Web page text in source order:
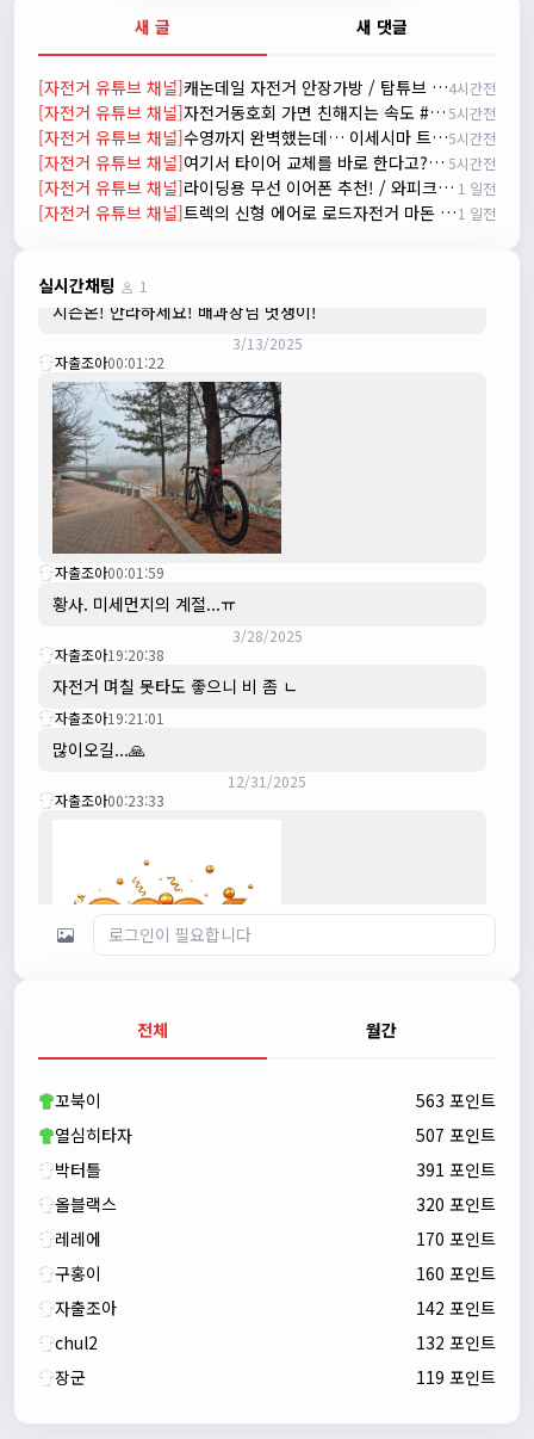
새 글 새 댓글
[자전거 유튜브 채널] 캐논데일 자전거 안장가방 / 탑튜브 가방 60% 할인4시간전
[자전거 유튜브 채널] 자전거동호회 가면 친해지는 속도 #자전거동호회 #cycling 5시간전
[자전거 유튜브 채널] 수영까지 완벽했는데… 이세시마 트라이애슬론에서 생긴 일5시간전
[자전거 유튜브 채널] 여기서 타이어 교체를 바로 한다고? #자동차 #타이어 #정비 5시간전
[자전거 유튜브 채널] 라이딩용 무선 이어폰 추천! / 와피크 RS3 리뷰 1 일전
[자전거 유튜브 채널] 트렉의 신형 에어로 로드자전거 마돈 SLR 9 실물 리뷰1 일전
실시간채팅 1
시즌이 곧 다가오네요 ^^ 모두 안전한 라이딩 하시기 바랍니
2/22/2025
자출조아18:44:23
넵!! 잔차나라도 시즌온과 함께 바쁜 하루하루 보내세요~~
3/1/2025
자출조아08:54:33
수도권은 3.1절 연휴 비소식...ㅠ ㅠ
JIWOON23:26:13
시즌온! 안라하세요! 배과장님 멋쟁이!
3/13/2025
자출조아00:01:22
자출조아00:01:59
황사. 미세먼지의 계절...ㅠ
3/28/2025
자출조아19:20:38
자전거 며칠 못타도 좋으니 비 좀 ㄴ
자출조아19:21:01
많이오길...🙏
12/31/2025
자출조아00:23:33
새해 복많이 받으세요!!
자출조아00:23:55
새해 복많이 받으세요!!
전체 월간
꼬북이
563 포인트
열심히타자
507 포인트
박터틀
391 포인트
올블랙스
320 포인트
레레에
170 포인트
구홍이
160 포인트
자출조아
142 포인트
chul2
132 포인트
장군
119 포인트